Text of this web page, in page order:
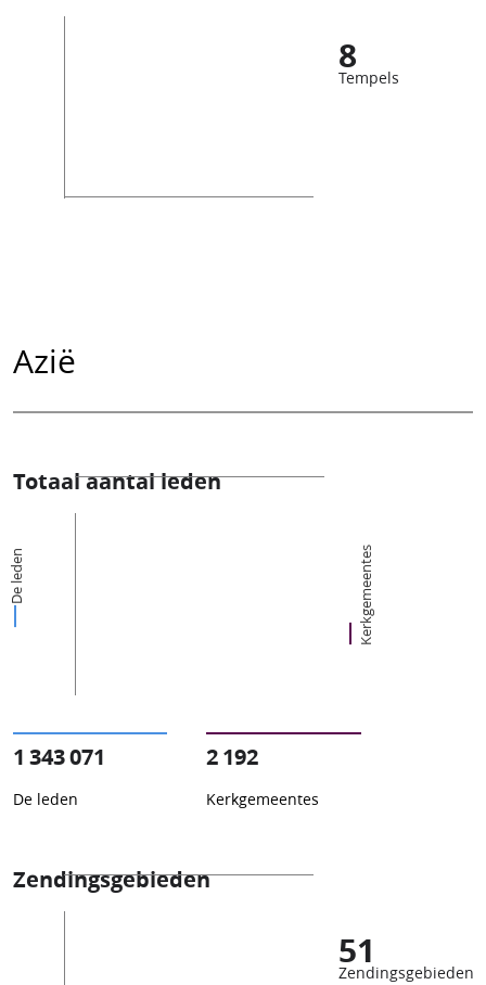
8
Tempels
Azië
Totaal aantal leden
De leden Kerkgemeentes
1 343 071
De leden
2 192
Kerkgemeentes
Zendingsgebieden
51
Zendingsgebieden